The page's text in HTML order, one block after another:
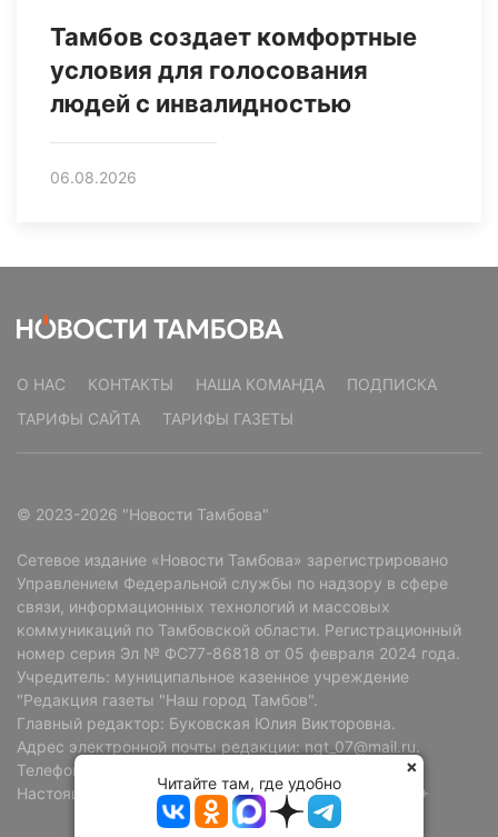
Тамбов создает комфортные
условия для голосования
людей с инвалидностью
06.08.2026
О НАС КОНТАКТЫ НАША КОМАНДА
ПОДПИСКА
ТАРИФЫ САЙТА
ТАРИФЫ ГАЗЕТЫ
© 2023-2026 "Новости Тамбова"
Сетевое издание «Новости Тамбова» зарегистрировано
Управлением Федеральной службы по надзору в сфере
связи, информационных технологий и массовых
коммуникаций по Тамбовской области. Регистрационный
номер серия Эл № ФС77-86818 от 05 февраля 2024 года.
Учредитель: муниципальное казенное учреждение
"Редакция газеты "Наш город Тамбов".
Главный редактор: Буковская Юлия Викторовна.
Адрес электронной почты редакции: ngt_07@mail.ru.
Телефон редакции: +7 (4752) 72-69-37.
Настоящий ресурс может содержать материалы 18+
Читайте там, где удобно